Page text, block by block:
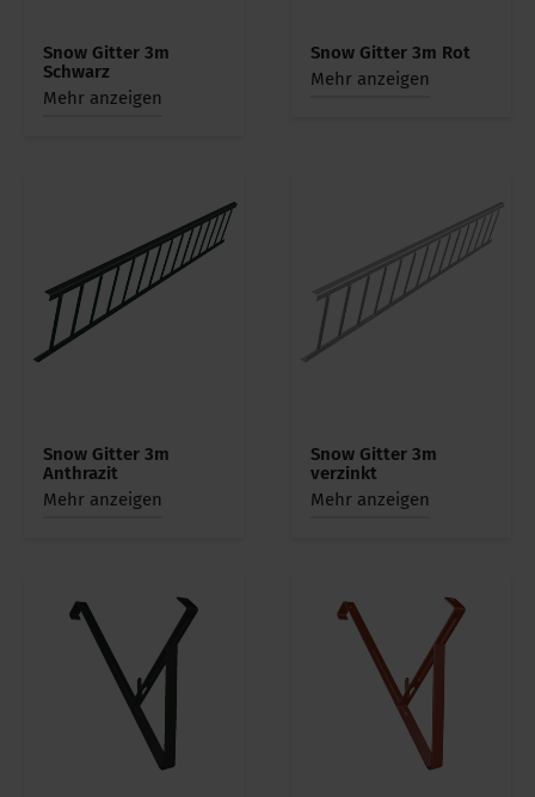
Snow Gitter 3m
Schwarz
Mehr anzeigen
Snow Gitter 3m Rot
Mehr anzeigen
Snow Gitter 3m
Anthrazit
Mehr anzeigen
Snow Gitter 3m
verzinkt
Mehr anzeigen